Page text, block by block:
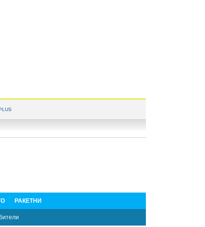
РАКЕТНИ